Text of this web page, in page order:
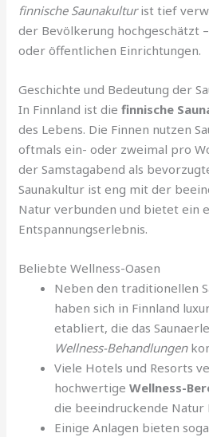
finnische Saunakulturist tief
der Bevölkerung hochgeschätzt
oder öffentlichen Einrichtungen.
Geschichte und Bedeutung der
In Finnland ist diefinnische
des Lebens. Die Finnen nutzen
oftmals ein- oder zweimal pro
der Samstagabend als
Saunakultur ist eng mit der
Natur verbunden und bietet ein
Entspannungserlebnis.
Beliebte Wellness-Oasen
Neben den traditionellen
haben sich in Finnland
etabliert, die das
Wellness-Behandlungen
Viele Hotels und Resorts
hochwertigeWellness-
die beeindruckende Natur
Einige Anlagen bieten